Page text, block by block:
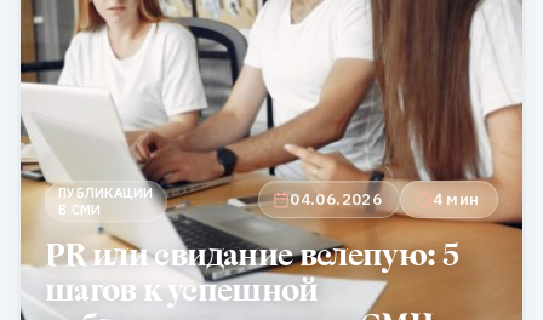
ПУБЛИКАЦИИ
В СМИ
04.06.2026 4 мин
PR или свидание вслепую: 5
шагов к успешной